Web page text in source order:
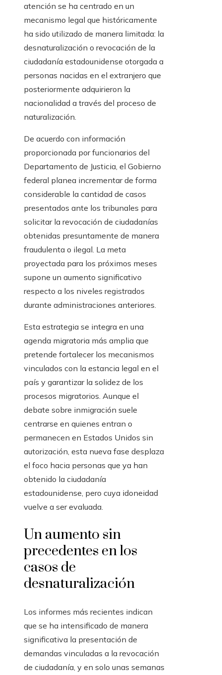
atención se ha centrado en un
mecanismo legal que históricamente
ha sido utilizado de manera limitada: la
desnaturalización o revocación de la
ciudadanía estadounidense otorgada a
personas nacidas en el extranjero que
posteriormente adquirieron la
nacionalidad a través del proceso de
naturalización.
De acuerdo con información
proporcionada por funcionarios del
Departamento de Justicia, el Gobierno
federal planea incrementar de forma
considerable la cantidad de casos
presentados ante los tribunales para
solicitar la revocación de ciudadanías
obtenidas presuntamente de manera
fraudulenta o ilegal. La meta
proyectada para los próximos meses
supone un aumento significativo
respecto a los niveles registrados
durante administraciones anteriores.
Esta estrategia se integra en una
agenda migratoria más amplia que
pretende fortalecer los mecanismos
vinculados con la estancia legal en el
país y garantizar la solidez de los
procesos migratorios. Aunque el
debate sobre inmigración suele
centrarse en quienes entran o
permanecen en Estados Unidos sin
autorización, esta nueva fase desplaza
el foco hacia personas que ya han
obtenido la ciudadanía
estadounidense, pero cuya idoneidad
vuelve a ser evaluada.
Un aumento sin
precedentes en los
casos de
desnaturalización
Los informes más recientes indican
que se ha intensificado de manera
significativa la presentación de
demandas vinculadas a la revocación
de ciudadanía, y en solo unas semanas